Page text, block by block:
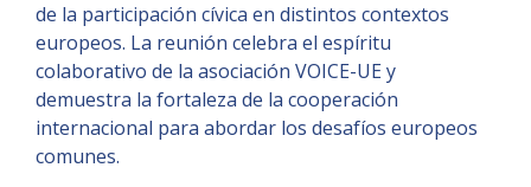
de la participación cívica en distintos contextos
europeos. La reunión celebra el espíritu
colaborativo de la asociación VOICE-UE y
demuestra la fortaleza de la cooperación
internacional para abordar los desafíos europeos
comunes.